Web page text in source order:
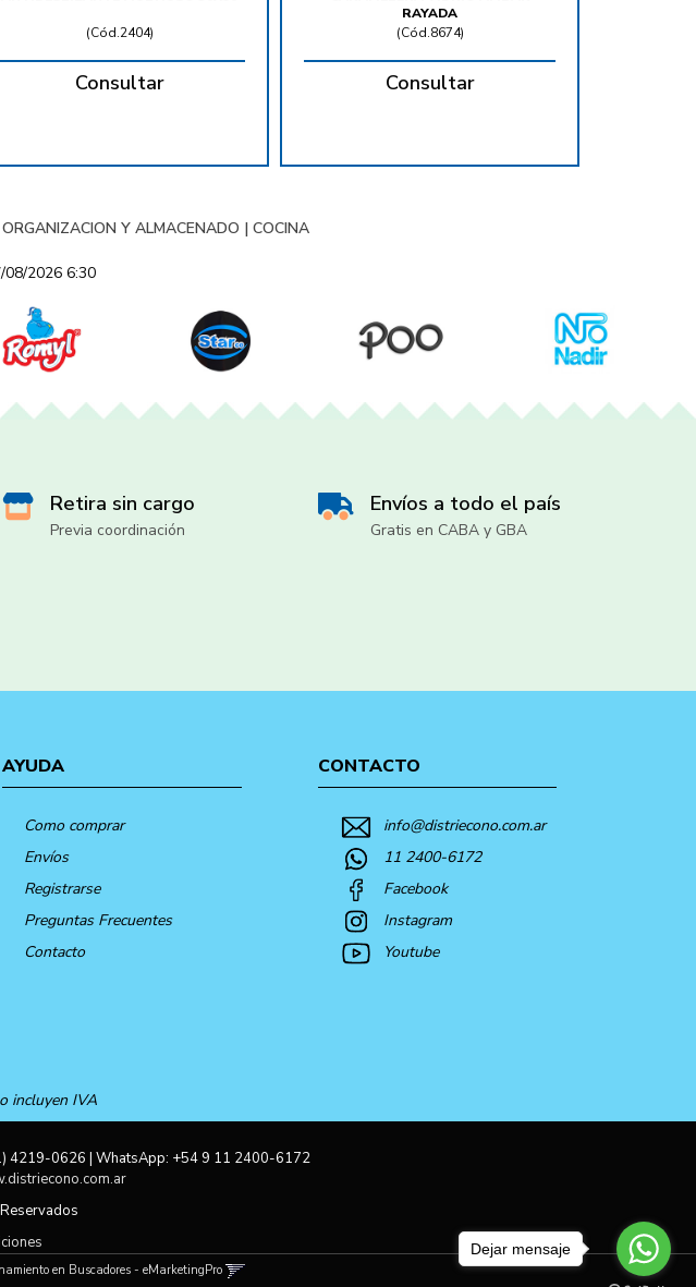
(Cód.2404)
Consultar
RAYADA
(Cód.8674)
Consultar
ORGANIZACION Y ALMACENADO | COCINA
2026 6:30
Retira sin cargo
Previa coordinación
Envíos a todo el país
Gratis en CABA y GBA
AYUDA
Como comprar
Envíos
Registrarse
Preguntas Frecuentes
Contacto
CONTACTO
info@distriecono.com.ar
11 2400-6172
Facebook
Instagram
Youtube
incluyen IVA
4219-0626 | WhatsApp: +54 9 11 2400-6172
en Buscadores - eMarketingPro
Dejar mensaje